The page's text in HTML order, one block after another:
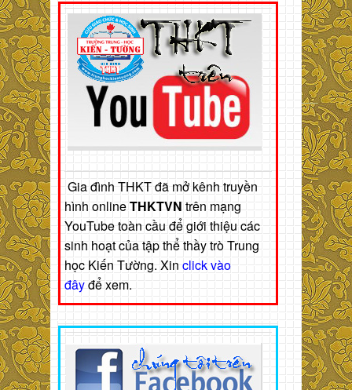
Gia đình THKT đã mở kênh truyền
hình onlineTHKTVN trên mạng
YouTube toàn cầu để giới thiệu các
sinh hoạt của tập thể thầy trò Trung
học Kiến Tường. Xin click vào
đâyđể xem.